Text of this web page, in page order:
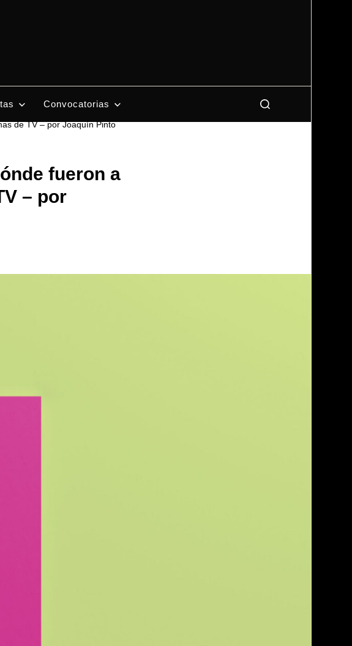
Convocatorias
de TV – por Joaquín Pinto
fueron a
– por